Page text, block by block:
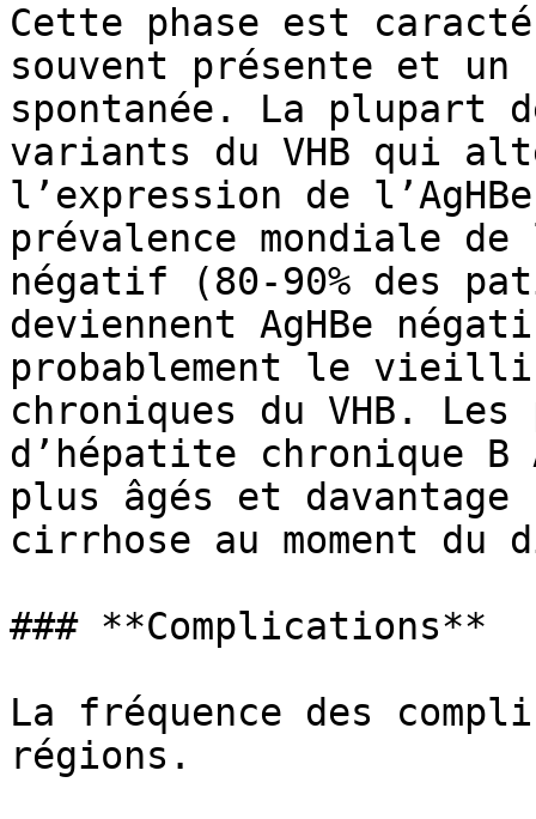
Cette phase est
souvent présente et
spontanée. La plupart
variants du VHB qui
l’expression de
prévalence mondiale
négatif (80-90% des
deviennent AgHBe
probablement le
chroniques du VHB.
d’hépatite chronique B
plus âgés et
cirrhose au moment du
### **Complications**
La fréquence des
régions.